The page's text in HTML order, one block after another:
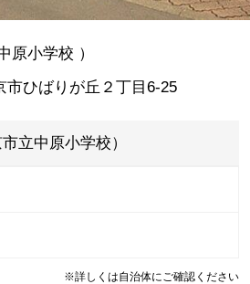
原小学校 ）
市ひばりが丘２丁目6-25
市立中原小学校）
※詳しくは自治体にご確認ください